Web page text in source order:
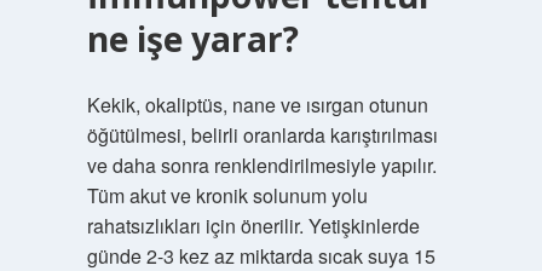
ne işe yarar?
Kekik, okaliptüs, nane ve ısırgan otunun
öğütülmesi, belirli oranlarda karıştırılması
ve daha sonra renklendirilmesiyle yapılır.
Tüm akut ve kronik solunum yolu
rahatsızlıkları için önerilir. Yetişkinlerde
günde 2-3 kez az miktarda sıcak suya 15